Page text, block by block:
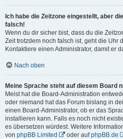
Ich habe die Zeitzone eingestellt, aber
falsch!
Wenn du dir sicher bist, dass du die
Zeit trotzdem noch falsch ist, geht die Uhr
Kontaktiere einen Administrator, damit er
Nach oben
Meine Sprache steht auf diesem Board
Meist hat die Board-Administration
oder niemand hat das Forum bislang in
einen Board-Administrator, ob er das
installieren kann. Falls es noch nicht
es übersetzen würdest. Weitere
von phpBB Limited oder aufphpBB.de